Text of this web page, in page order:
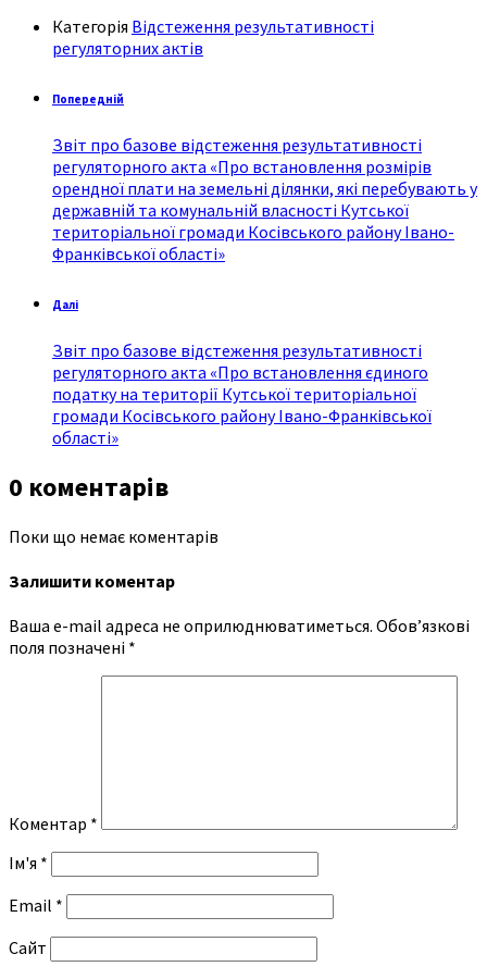
Категорія Відстеження результативності
регуляторних актів
Попередній
Звіт про базове відстеження результативності
регуляторного акта «Про встановлення розмірів
орендної плати на земельні ділянки, які перебувають у
державній та комунальній власності Кутської
територіальної громади Косівського району Івано-
Франківської області»
Далі
Звіт про базове відстеження результативності
регуляторного акта «Про встановлення єдиного
податку на території Кутської територіальної
громади Косівського району Івано-Франківської
області»
0 коментарів
Поки що немає коментарів
Залишити коментар
Ваша e-mail адреса не оприлюднюватиметься. Обов’язкові
поля позначені *
Коментар *
Ім'я *
Email *
Сайт